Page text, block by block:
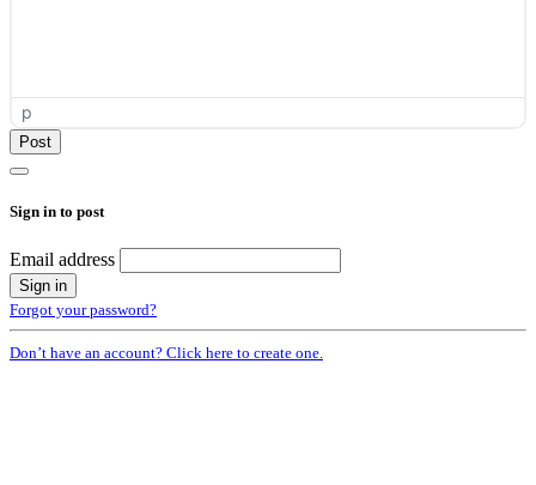
p
Sign in to post
Email address
Forgot your password?
Don’t have an account? Click here to create one.